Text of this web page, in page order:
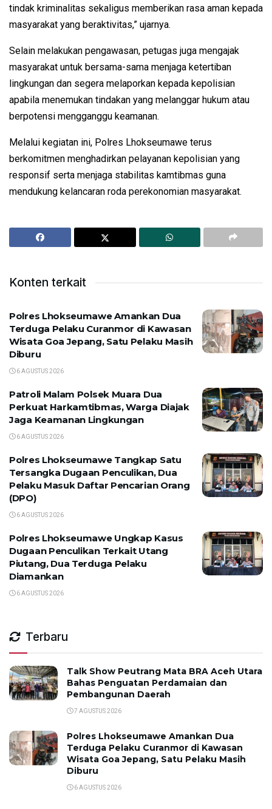
tindak kriminalitas sekaligus memberikan rasa aman kepada
masyarakat yang beraktivitas,” ujarnya.
Selain melakukan pengawasan, petugas juga mengajak
masyarakat untuk bersama-sama menjaga ketertiban
lingkungan dan segera melaporkan kepada kepolisian
apabila menemukan tindakan yang melanggar hukum atau
berpotensi mengganggu keamanan.
Melalui kegiatan ini, Polres Lhokseumawe terus
berkomitmen menghadirkan pelayanan kepolisian yang
responsif serta menjaga stabilitas kamtibmas guna
mendukung kelancaran roda perekonomian masyarakat.
Konten terkait
Polres Lhokseumawe Amankan Dua
Terduga Pelaku Curanmor di Kawasan
Wisata Goa Jepang, Satu Pelaku Masih
Diburu
6 AGUSTUS 2026
Patroli Malam Polsek Muara Dua
Perkuat Harkamtibmas, Warga Diajak
Jaga Keamanan Lingkungan
6 AGUSTUS 2026
Polres Lhokseumawe Tangkap Satu
Tersangka Dugaan Penculikan, Dua
Pelaku Masuk Daftar Pencarian Orang
(DPO)
6 AGUSTUS 2026
Polres Lhokseumawe Ungkap Kasus
Dugaan Penculikan Terkait Utang
Piutang, Dua Terduga Pelaku
Diamankan
6 AGUSTUS 2026
Terbaru
Talk Show Peutrang Mata BRA Aceh Utara
Bahas Penguatan Perdamaian dan
Pembangunan Daerah
7 AGUSTUS 2026
Polres Lhokseumawe Amankan Dua
Terduga Pelaku Curanmor di Kawasan
Wisata Goa Jepang, Satu Pelaku Masih
Diburu
6 AGUSTUS 2026